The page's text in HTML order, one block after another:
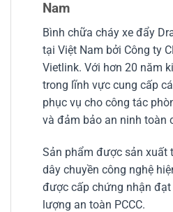
Nam
Bình chữa cháy xe đẩy
tại Việt Nam bởi Công ty
Vietlink. Với hơn 20 năm
trong lĩnh vực cung cấp
phục vụ cho công tác
và đảm bảo an ninh toàn
Sản phẩm được sản xuất
dây chuyền công nghệ
được cấp chứng nhận
lượng an toàn PCCC.